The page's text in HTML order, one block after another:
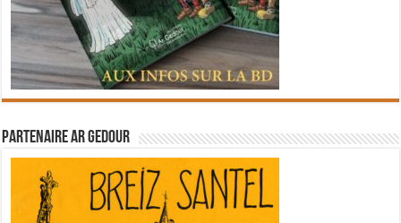
Partenaire Ar Gedour